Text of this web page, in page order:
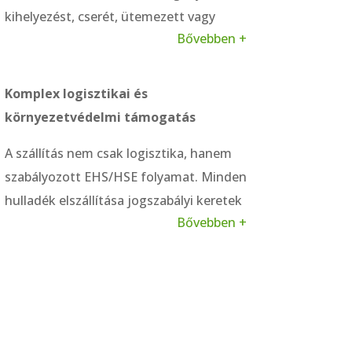
kihelyezést, cserét, ütemezett vagy
hívás alapú elszállítást is vállalunk. A
folyamatos termelést – nem Önnek kell
alkalmazkodnia, hanem mi igazodunk
Bővebben +
Komplex logisztikai és
környezetvédelmi támogatás
A szállítás nem csak logisztika, hanem
szabályozott EHS/HSE folyamat. Minden
hulladék elszállítása jogszabályi keretek
Bővebben +